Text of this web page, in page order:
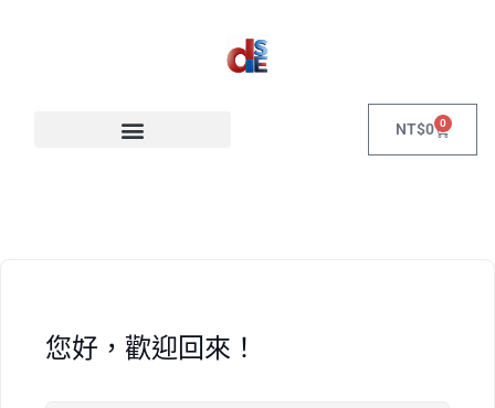
NT$0 0
您好，歡迎回來！